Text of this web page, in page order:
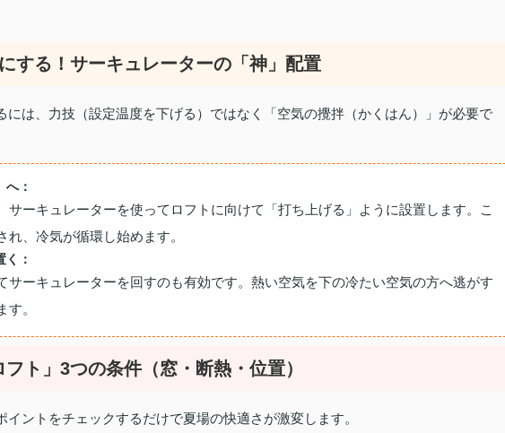
する！サーキュレーターの「神」配置
には、力技（設定温度を下げる）ではなく「空気の攪拌（かくはん）」が必要で
：
サーキュレーターを使ってロフトに向けて「打ち上げる」ように設置します。こ
、冷気が循環し始めます。
：
サーキュレーターを回すのも有効です。熱い空気を下の冷たい空気の方へ逃がす
。
ト」3つの条件（窓・断熱・位置）
ントをチェックするだけで夏場の快適さが激変します。